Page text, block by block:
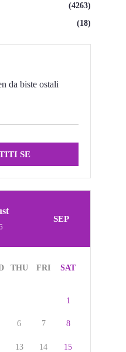
(4263)
(18)
da biste ostali
SE
SEP
THU FRI SAT
1
6 7 8
13 14 15